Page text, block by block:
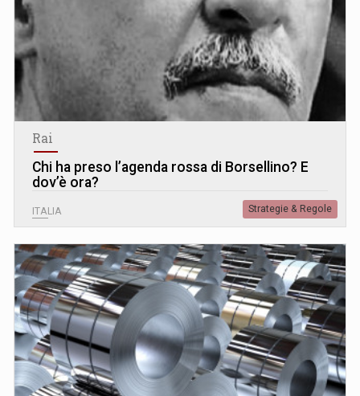
Rai
Chi ha preso l’agenda rossa di Borsellino? E
dov’è ora?
ITALIA Strategie & Regole